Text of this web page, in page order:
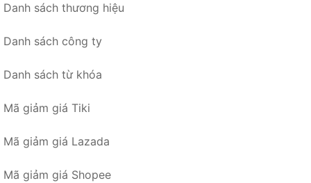
Danh sách thương hiệu
Danh sách công ty
Danh sách từ khóa
Mã giảm giá Tiki
Mã giảm giá Lazada
Mã giảm giá Shopee